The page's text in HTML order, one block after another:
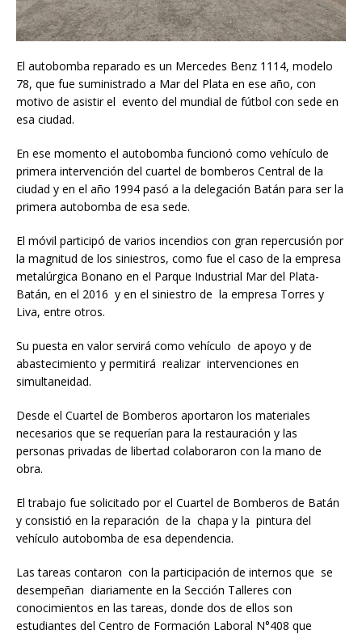
El autobomba reparado es un Mercedes Benz 1114, modelo
78, que fue suministrado a Mar del Plata en ese año, con
motivo de asistir el evento del mundial de fútbol con sede en
esa ciudad.
En ese momento el autobomba funcionó como vehículo de
primera intervención del cuartel de bomberos Central de la
ciudad y en el año 1994 pasó a la delegación Batán para ser la
primera autobomba de esa sede.
El móvil participó de varios incendios con gran repercusión por
la magnitud de los siniestros, como fue el caso de la empresa
metalúrgica Bonano en el Parque Industrial Mar del Plata-
Batán, en el 2016 y en el siniestro de la empresa Torres y
Liva, entre otros.
Su puesta en valor servirá como vehículo de apoyo y de
abastecimiento y permitirá realizar intervenciones en
simultaneidad.
Desde el Cuartel de Bomberos aportaron los materiales
necesarios que se requerían para la restauración y las
personas privadas de libertad colaboraron con la mano de
obra.
El trabajo fue solicitado por el Cuartel de Bomberos de Batán
y consistió en la reparación de la chapa y la pintura del
vehículo autobomba de esa dependencia.
Las tareas contaron con la participación de internos que se
desempeñan diariamente en la Sección Talleres con
conocimientos en las tareas, donde dos de ellos son
estudiantes del Centro de Formación Laboral N°408 que